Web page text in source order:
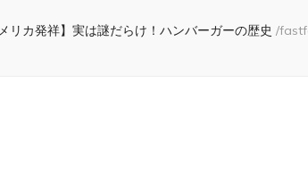
メリカ発祥】実は謎だらけ！ハンバーガーの歴史 /